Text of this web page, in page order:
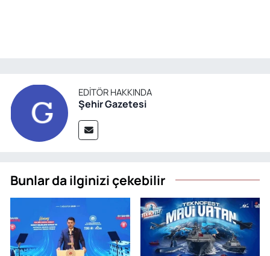
EDITÖR HAKKINDA
Şehir Gazetesi
Bunlar da ilginizi çekebilir